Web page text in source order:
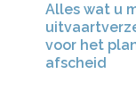
Alles wat u
voor het
afscheid